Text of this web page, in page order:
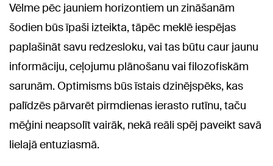
Vēlme pēc jauniem horizontiem un zināšanām
šodien būs īpaši izteikta, tāpēc meklē iespējas
paplašināt savu redzesloku, vai tas būtu caur jaunu
informāciju, ceļojumu plānošanu vai filozofiskām
sarunām. Optimisms būs īstais dzinējspēks, kas
palīdzēs pārvarēt pirmdienas ierasto rutīnu, taču
mēģini neapsolīt vairāk, nekā reāli spēj paveikt savā
lielajā entuziasmā.